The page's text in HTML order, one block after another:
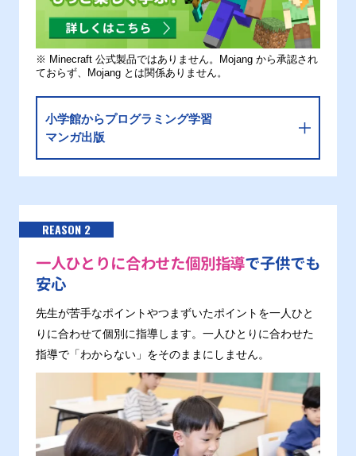
※ Minecraft 公式製品ではありません。Mojang から承認され
ておらず、Mojang とは関係ありません。
小学館からプログラミング学習
マンガ出版
REASON 2
一人ひとりに合わせた個別指導で子供でも
安心
先生が苦手なポイントやつまずいたポイントを一人ひと
りに合わせて個別に指導します。一人ひとりに合わせた
指導で「わからない」をそのままにしません。